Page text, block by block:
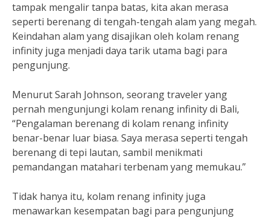
tampak mengalir tanpa batas, kita akan merasa
seperti berenang di tengah-tengah alam yang megah.
Keindahan alam yang disajikan oleh kolam renang
infinity juga menjadi daya tarik utama bagi para
pengunjung.
Menurut Sarah Johnson, seorang traveler yang
pernah mengunjungi kolam renang infinity di Bali,
“Pengalaman berenang di kolam renang infinity
benar-benar luar biasa. Saya merasa seperti tengah
berenang di tepi lautan, sambil menikmati
pemandangan matahari terbenam yang memukau.”
Tidak hanya itu, kolam renang infinity juga
menawarkan kesempatan bagi para pengunjung